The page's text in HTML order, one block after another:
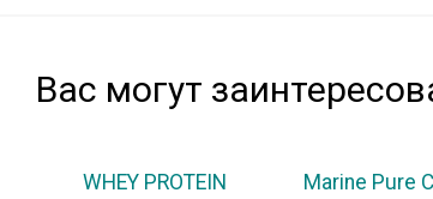
Вас могут
WHEY PROTEIN